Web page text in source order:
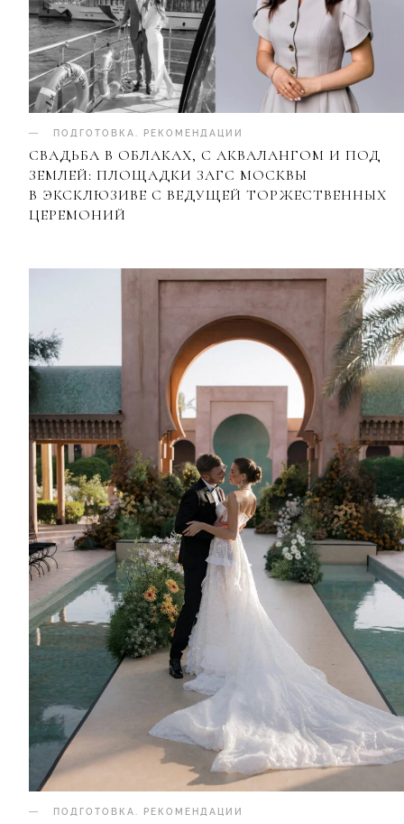
ПОДГОТОВКА. РЕКОМЕНДАЦИИ
СВАДЬБА В ОБЛАКАХ, С АКВАЛАНГОМ И ПОД
ЗЕМЛЕЙ: ПЛОЩАДКИ ЗАГС МОСКВЫ
В ЭКСКЛЮЗИВЕ С ВЕДУЩЕЙ ТОРЖЕСТВЕННЫХ
ЦЕРЕМОНИЙ
ПОДГОТОВКА РЕКОМЕНДАЦИИ